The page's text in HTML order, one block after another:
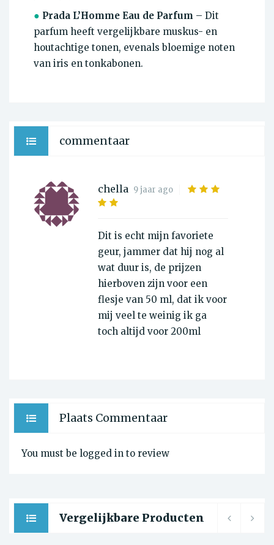
● Prada L’Homme Eau de Parfum – Dit
parfum heeft vergelijkbare muskus- en
houtachtige tonen, evenals bloemige noten
van iris en tonkabonen.
commentaar
chella 9 jaar ago
Dit is echt mijn favoriete
geur, jammer dat hij nog al
wat duur is, de prijzen
hierboven zijn voor een
flesje van 50 ml, dat ik voor
mij veel te weinig ik ga
toch altijd voor 200ml
Plaats Commentaar
You must be logged in to review
Vergelijkbare Producten